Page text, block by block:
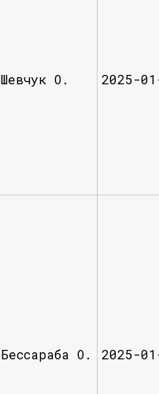
Шевчук О. 2025-
Бессараба О. 2025-